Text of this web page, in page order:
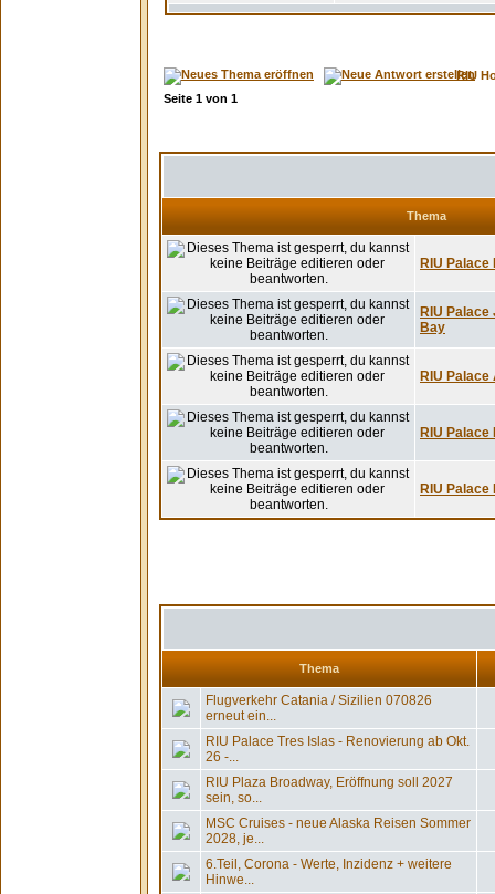
RIU
Seite 1 von 1
Thema
RIU
RIU
Bay
RIU
RIU Palace
RIU Palace
Thema
Flugverkehr Catania / Sizilien 070826
erneut ein...
RIU Palace Tres Islas - Renovierung ab Okt.
26 -...
RIU Plaza Broadway, Eröffnung soll 2027
sein, so...
MSC Cruises - neue Alaska Reisen Sommer
2028, je...
6.Teil, Corona - Werte, Inzidenz + weitere
Hinwe...